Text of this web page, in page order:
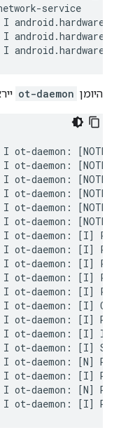
service
היומן ot-daemon
daemon: [NOTE]-
ot-daemon:
ot-daemon:
ot-daemon:
ot-daemon:
I ot-daemon:
I ot-daemon: [I]
I ot-daemon: [I]
daemon: [I] P-
I ot-daemon: [I]
daemon: [I] P-
I ot-daemon: [I]
I ot-daemon: [I]
I ot-daemon:
I ot-daemon: [I]
I ot-daemon: [N]
I ot-daemon: [I]
I ot-daemon: [N]
ot-daemon: [I]